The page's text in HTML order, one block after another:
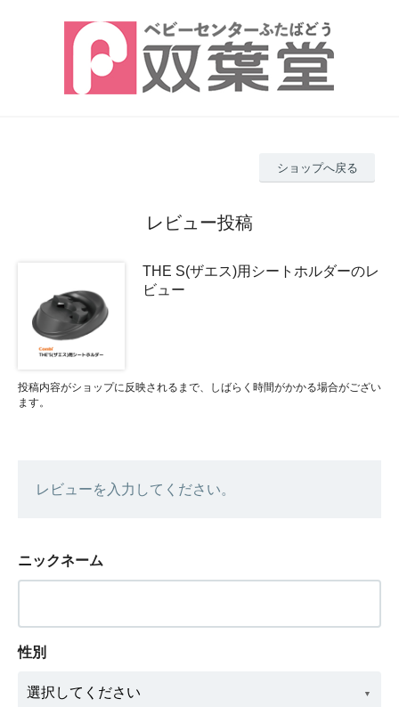
ショップへ戻る
レビュー投稿
THE S(ザエス)用シートホルダーのレ
ビュー
投稿内容がショップに反映されるまで、しばらく時間がかかる場合がござい
ます。
レビューを入力してください。
ニックネーム
性別